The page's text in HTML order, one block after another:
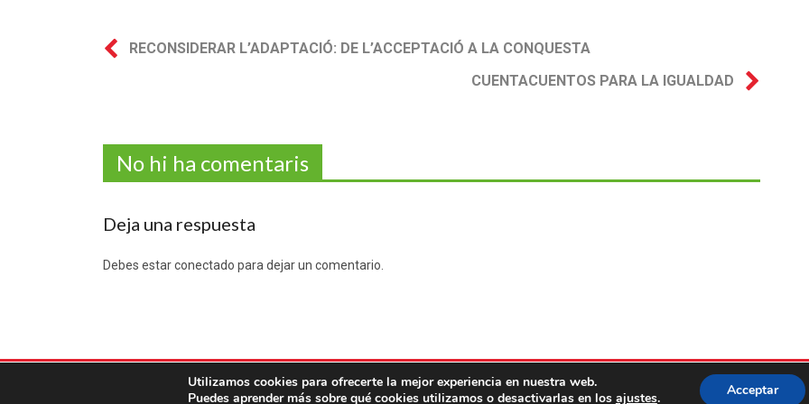
RECONSIDERAR L’ADAPTACIÓ: DE L’ACCEPTACIÓ A LA CONQUESTA
CUENTACUENTOS PARA LA IGUALDAD
No hi ha comentaris
Deja una respuesta
Debes estar conectado para dejar un comentario.
COPYRIGHT © 2017 - NINOS GESTIÓ EDUCATIVA: ESCOLES INFANTILS QUI SOM
Utilizamos cookies para ofrecerte la mejor experiencia en nuestra web.
Puedes aprender más sobre qué cookies utilizamos o desactivarlas en los ajustes. Acceptar